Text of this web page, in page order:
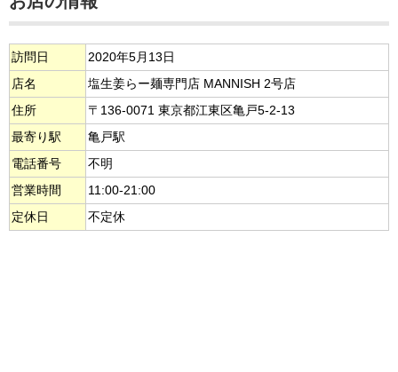
訪問日
2020年5月13日
店名
塩生姜らー麺専門店 MANNISH 2号店
住所
〒136-0071 東京都江東区亀戸5-2-13
最寄り駅
亀戸駅
電話番号
不明
営業時間
11:00-21:00
定休日
不定休